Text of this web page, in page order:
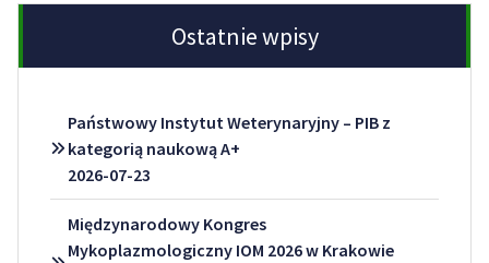
Ostatnie wpisy
Państwowy Instytut Weterynaryjny – PIB z
kategorią naukową A+
2026-07-23
Międzynarodowy Kongres
Mykoplazmologiczny IOM 2026 w Krakowie